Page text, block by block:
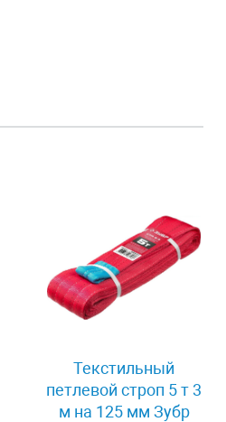
Текстильный
петлевой строп 5 т 3
м на 125 мм Зубр